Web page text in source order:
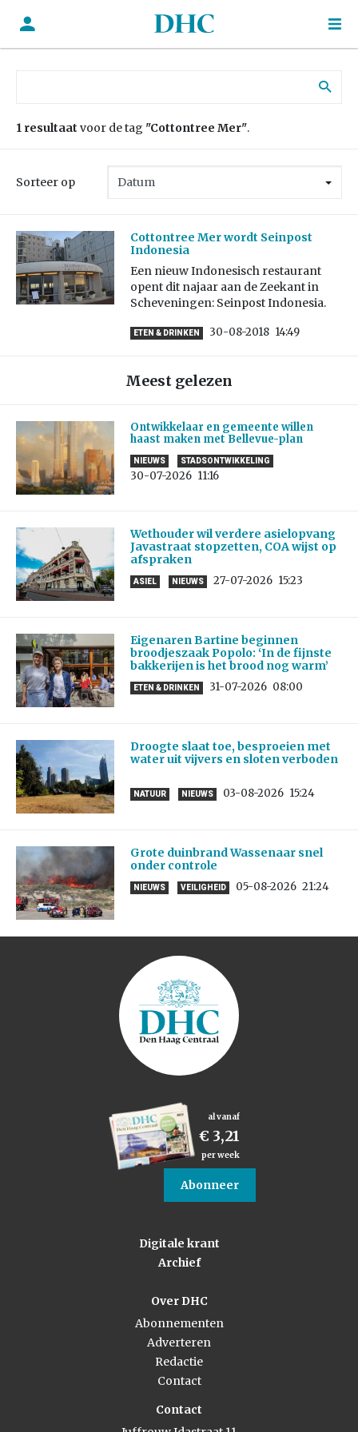
1 resultaat voor de tag "Cottontree Mer".
Sorteer op
Cottontree Mer wordt Seinpost
Indonesia
Een nieuw Indonesisch restaurant
opent dit najaar aan de Zeekant in
Scheveningen: Seinpost Indonesia.
ETEN & DRINKEN 30-08-2018 14:49
Meest gelezen
Ontwikkelaar en gemeente willen
haast maken met Bellevue-plan
NIEUWS STADSONTWIKKELING
30-07-2026 11:16
Wethouder wil verdere asielopvang
Javastraat stopzetten, COA wijst op
afspraken
ASIEL NIEUWS 27-07-2026 15:23
Eigenaren Bartine beginnen
broodjeszaak Popolo: ‘In de fijnste
bakkerijen is het brood nog warm’
ETEN & DRINKEN 31-07-2026 08:00
Droogte slaat toe, besproeien met
water uit vijvers en sloten verboden
NATUUR NIEUWS 03-08-2026 15:24
Grote duinbrand Wassenaar snel
onder controle
NIEUWS VEILIGHEID 05-08-2026 21:24
al vanaf
€ 3,21
per week
Abonneer
Digitale krant
Archief
Over DHC
Abonnementen
Adverteren
Redactie
Contact
Contact